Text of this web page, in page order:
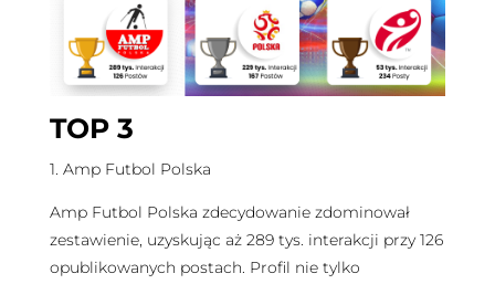
TOP 3
1. Amp Futbol Polska
Amp Futbol Polska zdecydowanie zdominował
zestawienie, uzyskując aż 289 tys. interakcji przy 126
opublikowanych postach. Profil nie tylko